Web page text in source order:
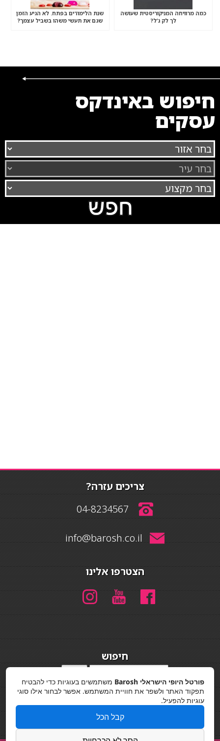
כמה מרוויחה המניקוריסטית שעושה
לך לק ג’ל?
שנת הלימודים בפתח. לא הגיע הזמן
שגם את תעשי משהו בשביל עצמך?
חיפוש באינדקס
עסקים
צריכים עזרה?
04-8234567
info@barosh.co.il
הצטרפו אלינו
חיפוש
מדיניות פרטיות
פורטל היופי הישראלי Barosh
משתמשים בעוגיות כדי להבטיח
תפקוד האתר ולשפר את חוויית המשתמש. אפשר לבחור אילו סוגי
עוגיות להפעיל.
קבל הכל